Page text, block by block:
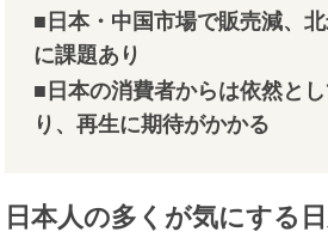
■日本・中国市場で販売減、
に課題あり
■日本の消費者からは依然と
り、再生に期待がかかる
日本人の多くが気にする